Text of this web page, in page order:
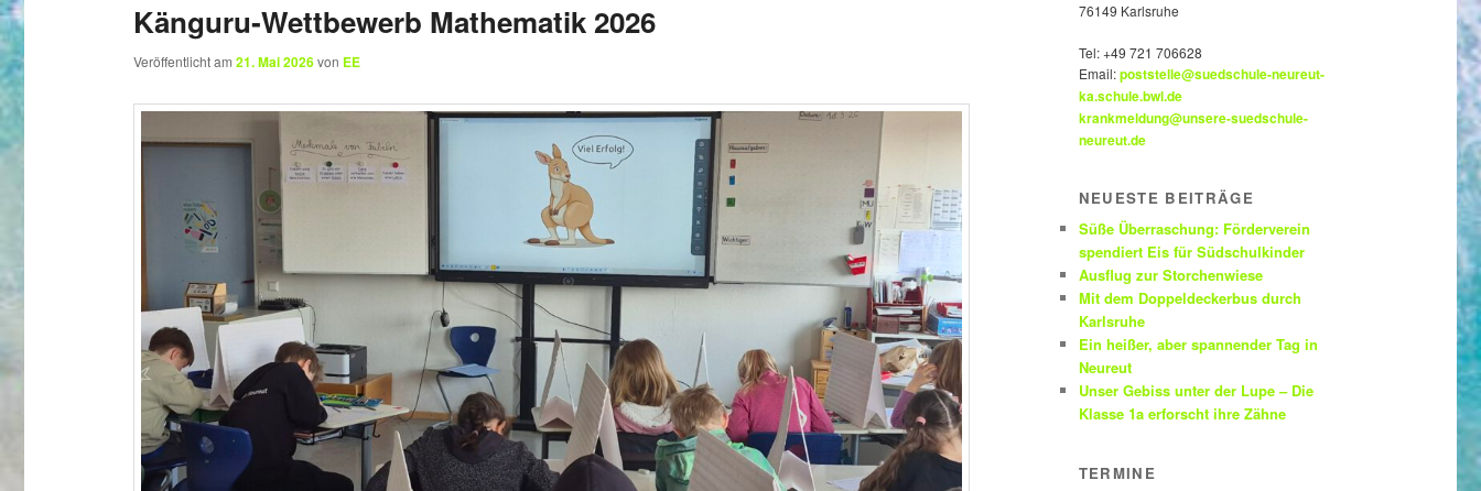
Känguru‑Wettbewerb Mathematik 2026
Veröffentlicht am 21. Mai 2026von EE
76149 Karlsruhe
Tel:+49 721 706628
Email:poststelle@suedschule-neureut-
ka.schule.bwl.de
krankmeldung@unsere-suedschule-
neureut.de
NEUESTE BEITRÄGE
Süße Überraschung: Förderverein
spendiert Eis für Südschulkinder
Ausflug zur Storchenwiese
Mit dem Doppeldeckerbus durch
Karlsruhe
Ein heißer, aber spannender Tag in
Neureut
Unser Gebiss unter der Lupe – Die
Klasse 1a erforscht ihre Zähne
TERMINE